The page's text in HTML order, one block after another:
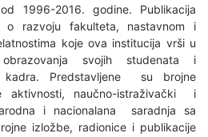
1996-2016. godine. Publikacija
o razvoju fakulteta, nastavnom i
koje ova institucija vrši u
svojih studenata i
kadra. Predstavljene su brojne
aktivnosti, naučno-istraživački i
i nacionalana saradnja sa
izložbe, radionice i publikacije